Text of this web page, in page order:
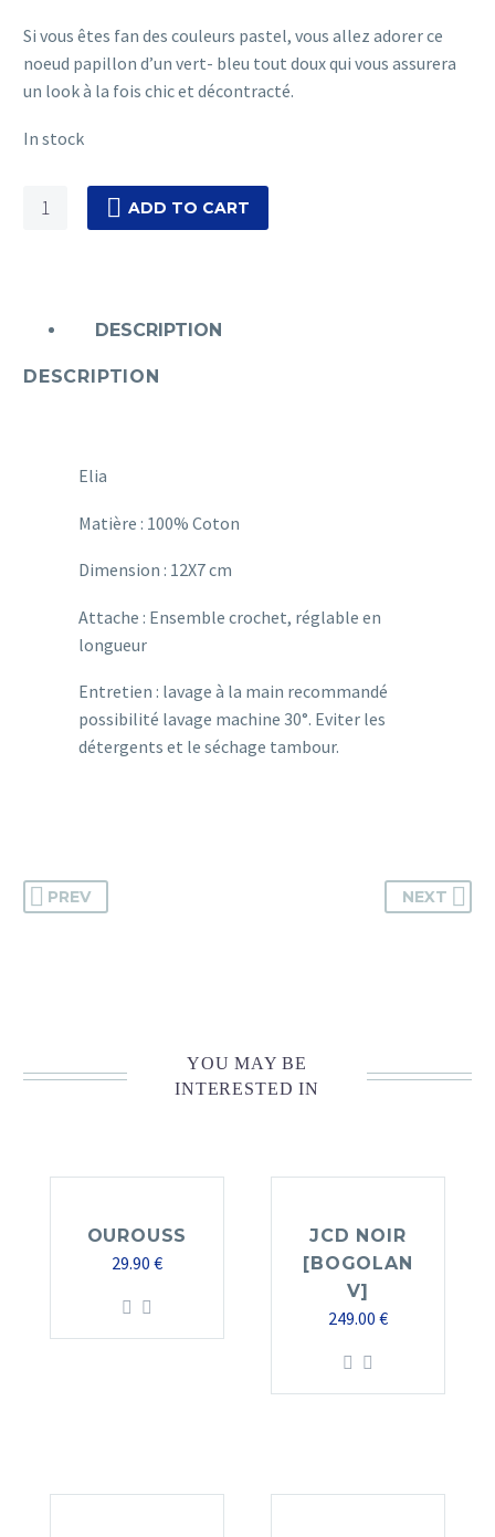
Si vous êtes fan des couleurs pastel, vous allez adorer ce
noeud papillon d’un vert- bleu tout doux qui vous assurera
un look à la fois chic et décontracté.
In stock
Elia
ADD TO CART
DESCRIPTION
DESCRIPTION
Elia
Matière : 100% Coton
Dimension : 12X7 cm
Attache : Ensemble crochet, réglable en
longueur
Entretien : lavage à la main recommandé
possibilité lavage machine 30°. Eviter les
détergents et le séchage tambour.
PREV NEXT
YOU MAY BE
INTERESTED IN
OUROUSS
29.90 €
JCD NOIR
[BOGOLAN
V]
249.00 €